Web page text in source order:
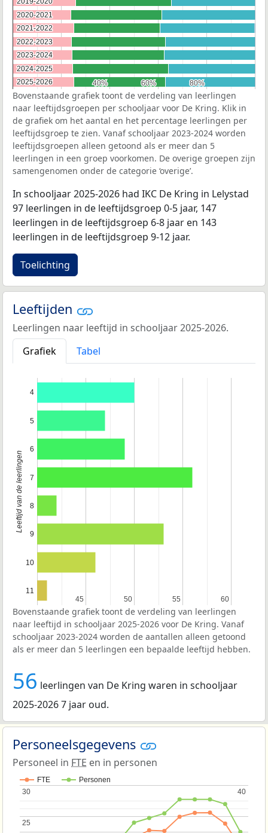
40%
40% 60%
60% 80%
80%
2019-2020
2019-2020
2020-2021
2020-2021
2021-2022
2021-2022
2022-2023
2022-2023
2023-2024
2023-2024
2024-2025
2024-2025
2025-2026
2025-2026
Bovenstaande grafiek toont de verdeling van leerlingen
naar leeftijdsgroepen per schooljaar voor De Kring. Klik in
de grafiek om het aantal en het percentage leerlingen per
leeftijdsgroep te zien. Vanaf schooljaar 2023-2024 worden
leeftijdsgroepen alleen getoond als er meer dan 5
leerlingen in een groep voorkomen. De overige groepen zijn
samengenomen onder de categorie ‘overige’.
In schooljaar 2025-2026 had IKC De Kring in Lelystad
97 leerlingen in de leeftijdsgroep 0-5 jaar, 147
leerlingen in de leeftijdsgroep 6-8 jaar en 143
leerlingen in de leeftijdsgroep 9-12 jaar.
Toelichting
Leeftijden
Leerlingen naar leeftijd in schooljaar 2025-2026.
Grafiek
Tabel
45
45 50
50 55
55 60
60
4
5
6
7
8
9
10
11
Leeftijd van de leerlingen
Bovenstaande grafiek toont de verdeling van leerlingen
naar leeftijd in schooljaar 2025-2026 voor De Kring. Vanaf
schooljaar 2023-2024 worden de aantallen alleen getoond
als er meer dan 5 leerlingen een bepaalde leeftijd hebben.
56 leerlingen van De Kring waren in schooljaar
2025-2026 7 jaar oud.
Personeelsgegevens
Personeel in FTE en in personen
FTE Personen
25
25
30
30 40
40